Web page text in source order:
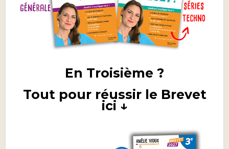
En Troisième ?
Tout pour réussir le Brevet
ici ↓